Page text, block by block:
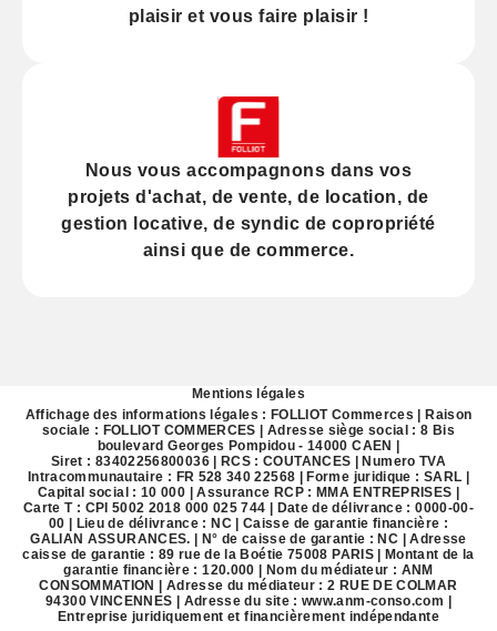
plaisir et vous faire plaisir !
Nous vous accompagnons dans vos
projets d'achat, devente, de location, de
gestion locative, de syndic de copropriété
ainsi que de commerce.
Mentions légales
Affichage des informations légales : FOLLIOT Commerces | Raison
sociale : FOLLIOT COMMERCES | Adresse siège social : 8 Bis
boulevard Georges Pompidou - 14000 CAEN |
Siret : 83402256800036 | RCS : COUTANCES | Numero TVA
Intracommunautaire : FR 528 340 22568 | Forme juridique : SARL |
Capital social : 10 000 | Assurance RCP : MMA ENTREPRISES |
Carte T : CPI 5002 2018 000 025 744 | Date de délivrance : 0000-00-
00 | Lieu de délivrance : NC | Caisse de garantie financière :
GALIAN ASSURANCES. | N° de caisse de garantie : NC | Adresse
caisse de garantie : 89 rue de la Boétie 75008 PARIS | Montant de la
garantie financière : 120.000 | Nom du médiateur : ANM
CONSOMMATION | Adresse du médiateur : 2 RUE DE COLMAR
94300 VINCENNES | Adresse du site :www.anm-conso.com
Entreprise juridiquement et financièrement indépendante